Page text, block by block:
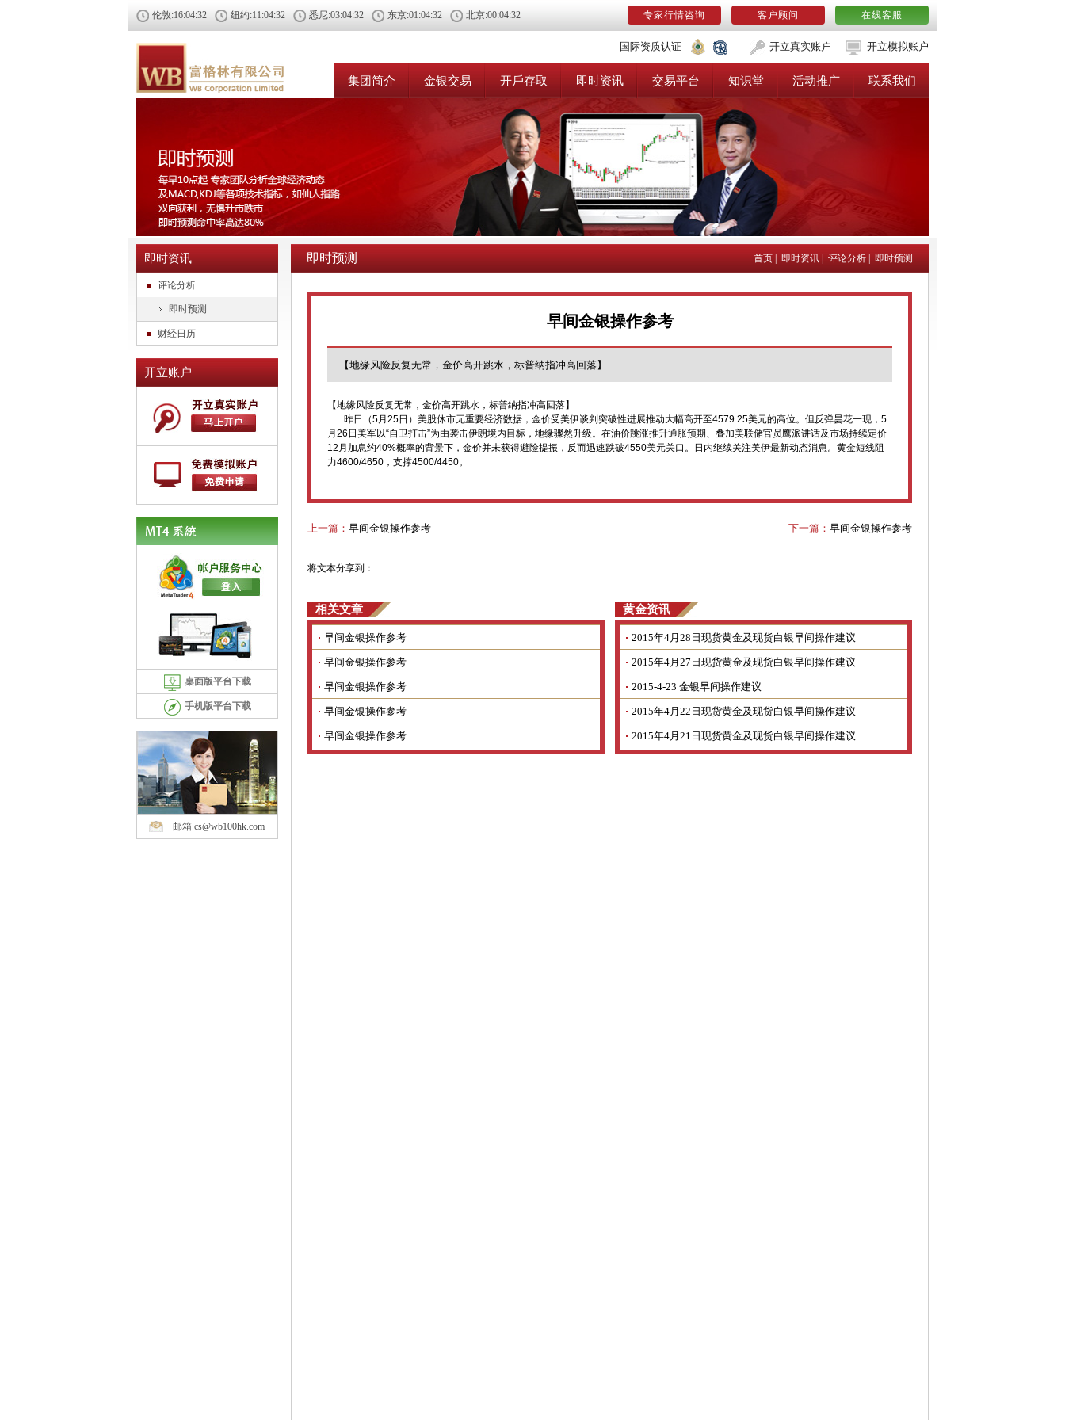
伦敦:16:04:32 纽约:11:04:32 悉尼:03:04:32 东京:01:04:32 北京:00:04:32 专家行情咨询 客户顾问 在线客服
国际资质认证 开立真实账户 开立模拟账户
集团简介 金银交易 开戶存取 即时资讯 交易平台 知识堂 活动推广 联系我们
即时资讯
评论分析
即时预测
财经日历
开立账户
桌面版平台下载
手机版平台下载
邮箱 cs@wb100hk.com
即时预测 首页 即时资讯 评论分析 即时预测
早间金银操作参考
【地缘风险反复无常，金价高开跳水，标普纳指冲高回落】
【地缘风险反复无常，金价高开跳水，标普纳指冲高回落】
昨日（5月25日）美股休市无重要经济数据，金价受美伊谈判突破性进展推动大幅高开至4579.25美元的高位。但反弹昙花一现，5
月26日美军以“自卫打击”为由袭击伊朗境内目标，地缘骤然升级。在油价跳涨推升通胀预期、叠加美联储官员鹰派讲话及市场持续定价
12月加息约40%概率的背景下，金价并未获得避险提振，反而迅速跌破4550美元关口。日内继续关注美伊最新动态消息。黄金短线阻
力4600/4650，支撑4500/4450。
上一篇： 早间金银操作参考 下一篇： 早间金银操作参考
将文本分享到：
相关文章
早间金银操作参考
早间金银操作参考
早间金银操作参考
早间金银操作参考
早间金银操作参考
黄金资讯
2015年4月28日现货黄金及现货白银早间操作建议
2015年4月27日现货黄金及现货白银早间操作建议
2015-4-23 金银早间操作建议
2015年4月22日现货黄金及现货白银早间操作建议
2015年4月21日现货黄金及现货白银早间操作建议